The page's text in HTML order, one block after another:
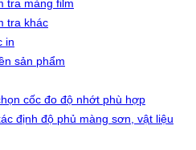
tra màng film
tra khác
in
sản phẩm
cốc đo độ nhớt phù hợp
định độ phủ màng sơn, vật liệu